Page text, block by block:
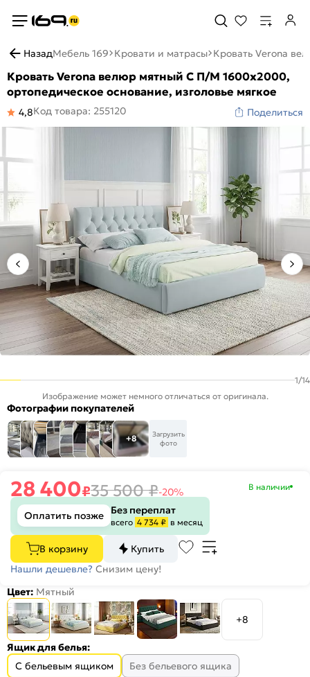
НазадМебель 169 Кровати и матрасы Кровать Verona
Кровать Verona велюр мятный С П/М 1600x2000,
ортопедическое основание, изголовье мягкое
4,8Код товара: 255120 Поделиться
1/14
Изображение может немного отличаться от оригинала.
Фотографии покупателей
+8
Загрузить
фото
28 400₽35 500₽-20% В наличии
Оплатить позже Без переплат
всего 4 734 ₽ в месяц
В корзину
Купить
Нашли дешевле? Снизим цену!
Цвет: Мятный
+8
Ящик для белья:
С бельевым ящиком
Без бельевого ящика